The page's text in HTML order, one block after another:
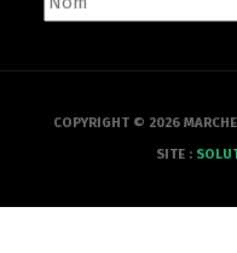
COPYRIGHT © 2026
SITE :